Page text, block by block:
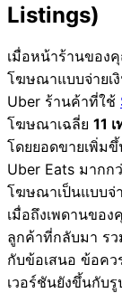
Listings)
เมื่อหน้าร้านของ
โฆษณาแบบจ่ายเงิ
Uber ร้านค้าที่ใช้
โฆษณาเฉลี่ย 11
โดยยอดขายเพิ่ม
Uber Eats มากก
โฆษณาเป็นแบบจ่
เมื่อถึงเพดานขอ
ลูกค้าที่กลับมา ร
กับข้อเสนอ ข้อค
เวอร์ชันยังขึ้นกับ